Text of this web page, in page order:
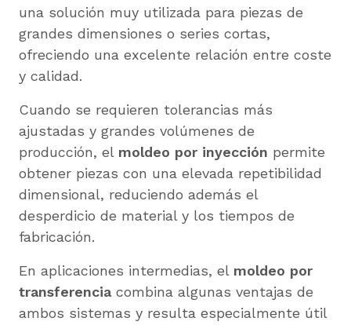
una solución muy utilizada para piezas de
grandes dimensiones o series cortas,
ofreciendo una excelente relación entre coste
y calidad.
Cuando se requieren tolerancias más
ajustadas y grandes volúmenes de
producción, el moldeo por inyección permite
obtener piezas con una elevada repetibilidad
dimensional, reduciendo además el
desperdicio de material y los tiempos de
fabricación.
En aplicaciones intermedias, el moldeo por
transferenciacombina algunas ventajas de
ambos sistemas y resulta especialmente útil